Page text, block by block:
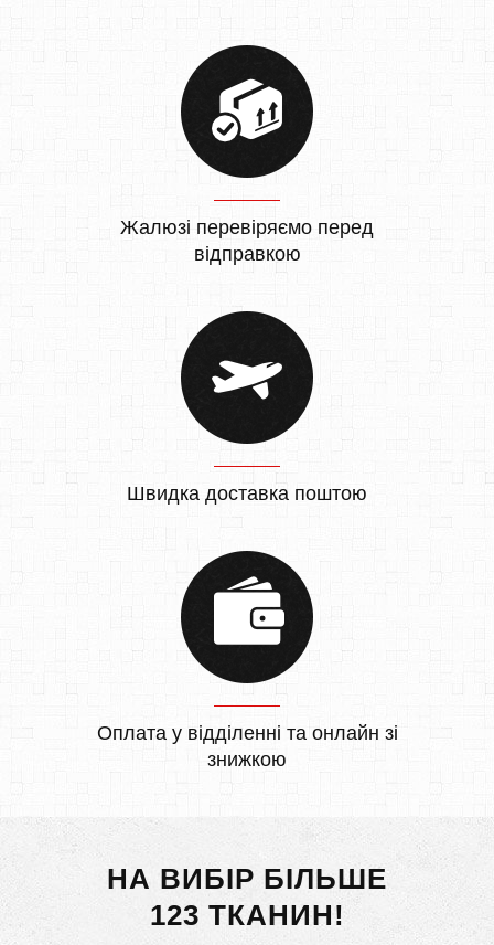
Жалюзі перевіряємо перед
відправкою
Швидка доставка поштою
Оплата у відділенні та онлайн зі
знижкою
НА ВИБІР БІЛЬШЕ
123 ТКАНИН!